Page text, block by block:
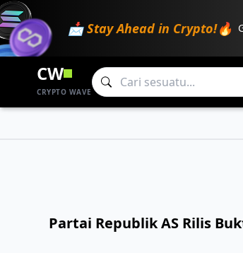
📩 Stay Ahead in Crypto!🔥
CW
CRYPTO WAVE
​Partai Republik AS Rilis